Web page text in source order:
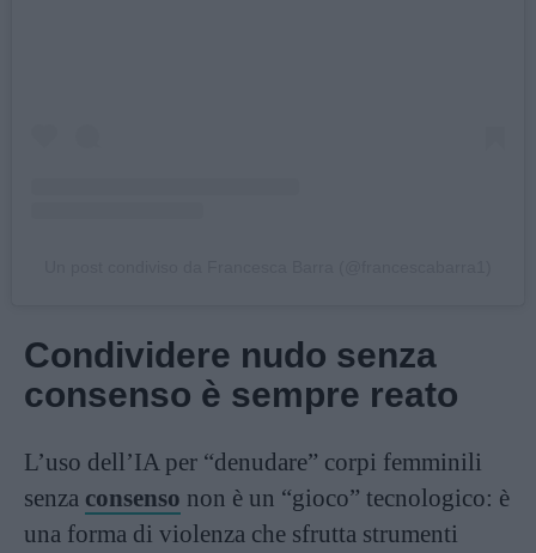
Condividere nudo senza
consenso è sempre reato
L’uso dell’IA per “denudare” corpi femminili
senza consenso non è un “gioco” tecnologico: è
una forma di violenza che sfrutta strumenti